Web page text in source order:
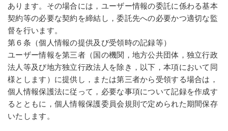
あります。その場合には，ユーザー情報の委託に係わる基本
契約等の必要な契約を締結し，委託先への必要かつ適切な監
督を行います。
第６条（個人情報の提供及び受領時の記録等）
ユーザー情報を第三者（国の機関，地方公共団体，独立行政
法人等及び地方独立行政法人を除き，以下，本項において同
様とします）に提供し，または第三者から受領する場合は，
個人情報保護法に従って，必要な事項について記録を作成す
るとともに，個人情報保護委員会規則で定められた期間保存
いたします。